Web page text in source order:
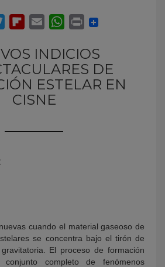
INDICIOS
DE
ESTELAR EN
CISNE
cuando el material gaseoso de
se concentra bajo el tirón de
El proceso de formación
completo de fenómenos